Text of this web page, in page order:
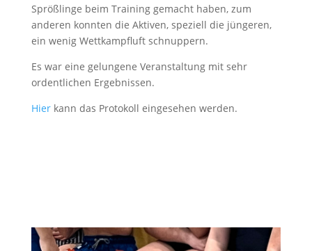
Sprößlinge beim Training gemacht haben, zum
anderen konnten die Aktiven, speziell die jüngeren,
ein wenig Wettkampfluft schnuppern.
Es war eine gelungene Veranstaltung mit sehr
ordentlichen Ergebnissen.
Hierkann das Protokoll eingesehen werden.